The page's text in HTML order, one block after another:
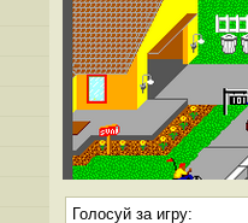
Голосуй за игру: